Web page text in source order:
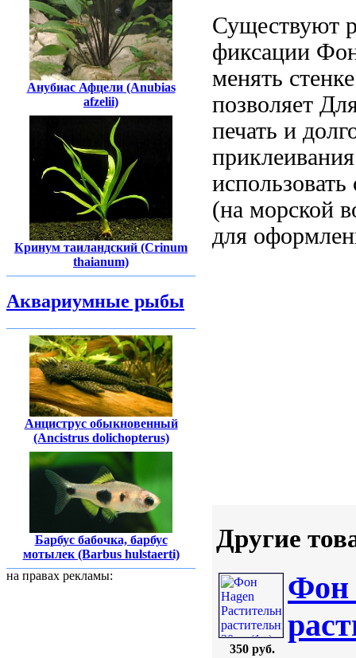
Анубиас Афцели (Anubias
afzelii)
Кринум таиландский (Crinum
thaianum)
Аквариумные рыбы
Анциструс обыкновенный
(Ancistrus dolichopterus)
Барбус бабочка, барбус
мотылек (Barbus hulstaerti)
на правах рекламы:
Существуют
фиксации
менять
позволяет
печать и
(на морской
для
Другие
350 руб.
Фон